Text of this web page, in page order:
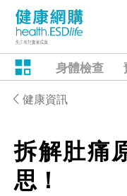
身體檢查
健康資訊
拆解肚痛
思！